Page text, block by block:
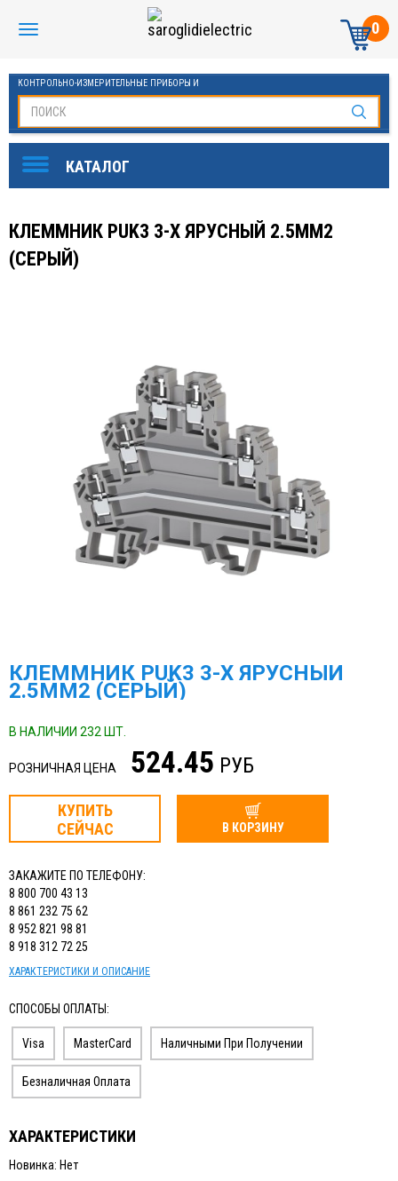
0
КОНТРОЛЬНО-ИЗМЕРИТЕЛЬНЫЕ ПРИБОРЫ И
КЛЕММНИК PUK3 3-Х ЯРУСНЫЙ 2.5ММ2
(СЕРЫЙ)
КЛЕММНИК PUK3 3-Х ЯРУСНЫЙ
2.5ММ2 (СЕРЫЙ)
В НАЛИЧИИ 232 ШТ.
РОЗНИЧНАЯ ЦЕНА 524.45 РУБ
КУПИТЬ
СЕЙЧАС
В КОРЗИНУ
ЗАКАЖИТЕ ПО ТЕЛЕФОНУ:
8 800 700 43 13
8 861 232 75 62
8 952 821 98 81
8 918 312 72 25
ХАРАКТЕРИСТИКИ И ОПИСАНИЕ
СПОСОБЫ ОПЛАТЫ:
Visa MasterCard Наличными При Получении
Безналичная Оплата
ХАРАКТЕРИСТИКИ
Новинка: Нет